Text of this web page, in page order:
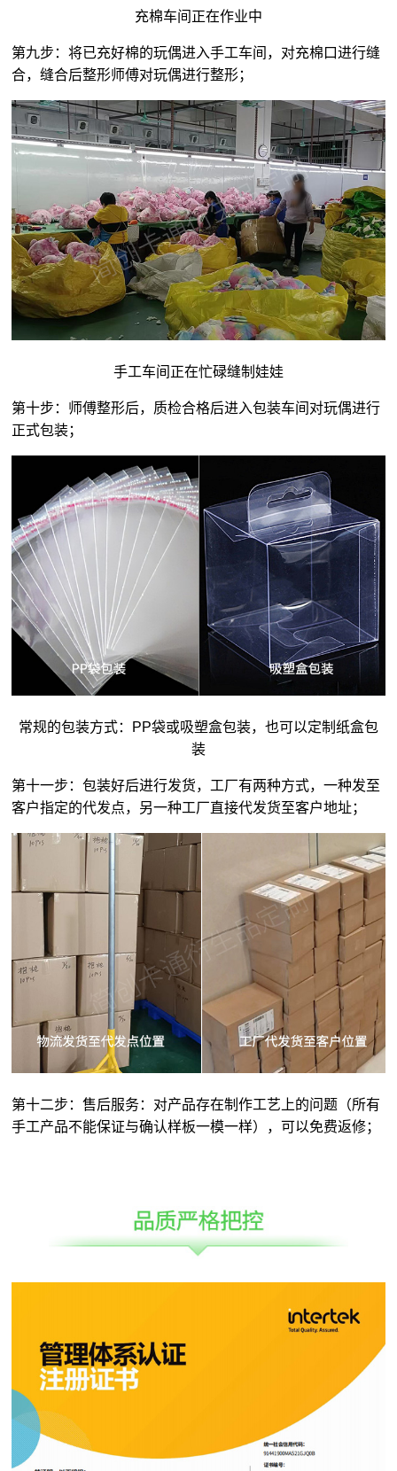
充棉车间正在作业中
第九步：将已充好棉的玩偶进入手工车间，对充棉口进行缝
合，缝合后整形师傅对玩偶进行整形；
手工车间正在忙碌缝制娃娃
第十步：师傅整形后，质检合格后进入包装车间对玩偶进行
正式包装；
常规的包装方式：PP袋或吸塑盒包装，也可以定制纸盒包
装
第十一步：包装好后进行发货，工厂有两种方式，一种发至
客户指定的代发点，另一种工厂直接代发货至客户地址；
第十二步：售后服务：对产品存在制作工艺上的问题（所有
手工产品不能保证与确认样板一模一样），可以免费返修；